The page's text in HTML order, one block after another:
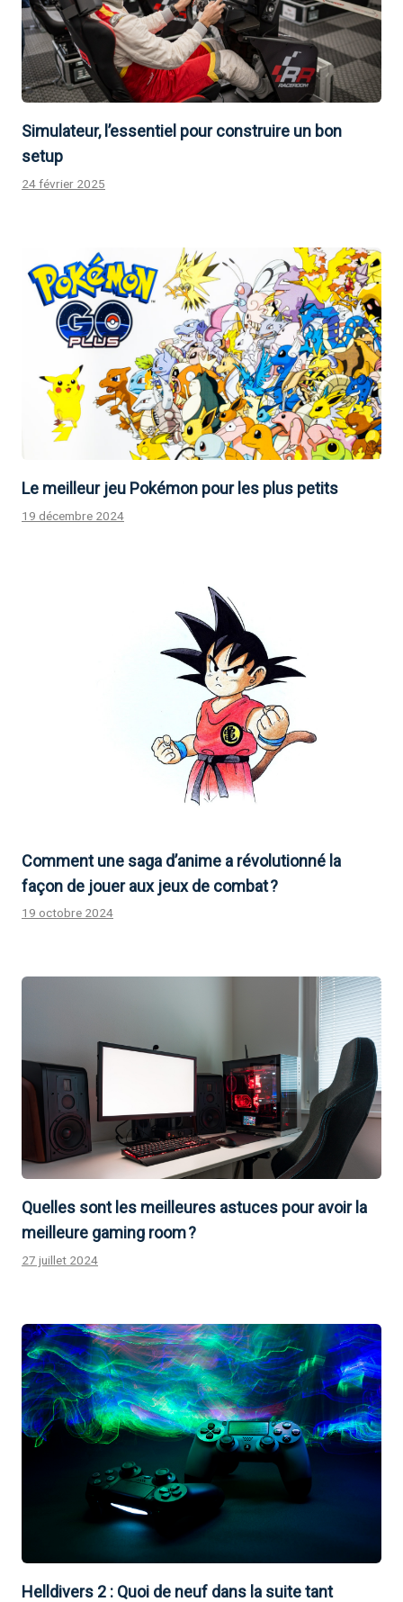
Simulateur, l’essentiel pour construire un bon
setup
24 février 2025
Le meilleur jeu Pokémon pour les plus petits
19 décembre 2024
Comment une saga d’anime a révolutionné la
façon de jouer aux jeux de combat ?
19 octobre 2024
Quelles sont les meilleures astuces pour avoir la
meilleure gaming room ?
27 juillet 2024
Helldivers 2 : Quoi de neuf dans la suite tant